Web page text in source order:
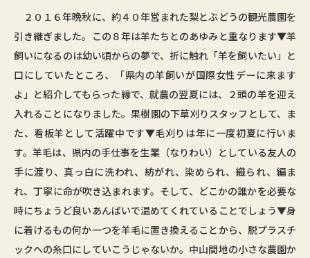
２０１６年晩秋に、約４０年営まれた梨とぶどうの観光農園を
引き継ぎました。この８年は羊たちとのあゆみと重なります▼羊
飼いになるのは幼い頃からの夢で、折に触れ「羊を飼いたい」と
口にしていたところ、「県内の羊飼いが国際女性デーに来ます
よ」と紹介してもらった縁で、就農の翌夏には、２頭の羊を迎え
入れることになりました。果樹園の下草刈りスタッフとして、ま
た、看板羊として活躍中です▼毛刈りは年に一度初夏に行いま
す。羊毛は、県内の手仕事を生業（なりわい）としている友人の
手に渡り、真っ白に洗われ、紡がれ、染められ、織られ、編ま
れ、丁寧に命が吹き込まれます。そして、どこかの誰かを必要な
時にちょうど良いあんばいで温めてくれていることでしょう▼身
に着けるもの何か一つを羊毛に置き換えることから、脱プラスチ
ックへの糸口にしていこうじゃないか。中山間地の小さな農園か